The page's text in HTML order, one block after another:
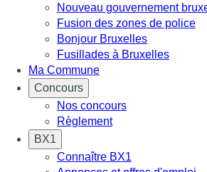
Nouveau gouvernement
Fusion des zones de police
Bonjour Bruxelles
Fusillades à Bruxelles
Ma Commune
Concours
Nos concours
Règlement
BX1
Connaître BX1